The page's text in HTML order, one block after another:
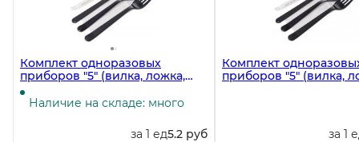
Комплект одноразовых
приборов "5" (вилка, ложка,
нож - черные Премиум,
зубочистка, салфетка белая 1-
Наличие на складе: много
за 1 ед5.2 руб
Комплект
приборов "5" (вилка,
за 1